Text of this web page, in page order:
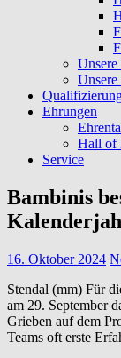
Unsere
Unsere
Ehrungen
Hall of
Service
Bambinis
16. Oktober 2024
Stendal (mm) Für
am 29. September
Grieben auf dem
Teams oft erste